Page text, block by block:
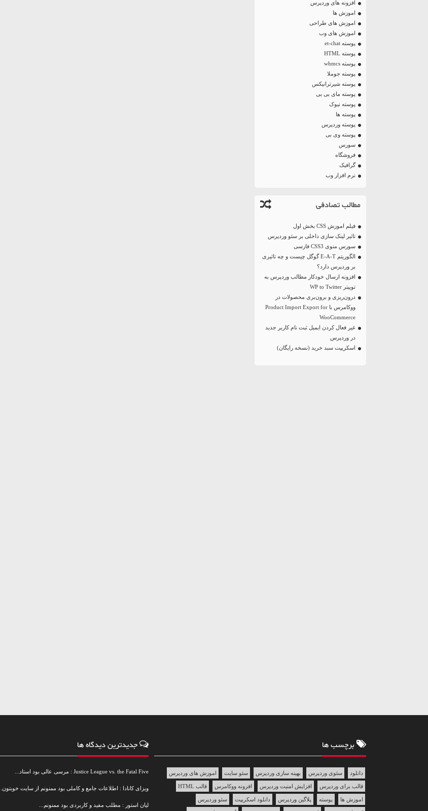
افزونه های وردپرس
اموزش ها
اموزش های طراحی
اموزش های وب
پوسته et-chat
پوسته HTML
پوسته whmcs
پوسته جوملا
پوسته شیرترانیکس
پوسته مای بی بی
پوسته نیوک
پوسته ها
پوسته وردپرس
پوسته وی بی
سورس
فروشگاه
گرافیک
نرم افزار وب
مطالب تصادفی
فیلم اموزش CSS بخش اول
تاثیر لینک سازی داخلی بر سئو وردپرس
سورس منوی CSS3 فارسی
الگوریتم E-A-T گوگل چیست و چه تاثیری
بر وردپرس دارد؟
افزونه ارسال خودکار مطالب وردپرس به
توییتر WP to Twitter
درون‌ریزی و برون‌بری محصولات در
ووکامرس با Product Import Export for
WooCommerce
غیر فعال کردن ایمیل ثبت نام کاربر جدید
در وردپرس
اسکریپت سبد خرید (نسخه رایگان)
جدیدترین دیدگاه ها
Justice League vs. the Fatal Five : مرسی عالی بود استاد...
ویزای کانادا : اطلاعات جامع و کاملی بود ممنونم از سایت خوبتون...
لیان استور : مطلب مفید و کاربردی بود ممنونم...
برچسب ها
دانلود سئوی وردپرس بهینه سازی وردپرس سئو سایت اموزش های وردپرس
قالب برای وردپرس افزایش امنیت وردپرس افزونه ووکامرس قالب HTML
اموزش ها پوسته پلاگین وردپرس دانلود اسکریپت سئو وردپرس